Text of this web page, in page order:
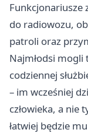
Funkcjonariusze
do radiowozu,
patroli oraz
Najmłodsi
codziennej
– im wcześniej
człowieka, a
łatwiej będzie